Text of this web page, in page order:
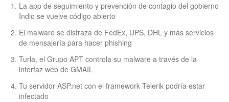
La app de seguimiento y prevención de contagio del gobierno
Indio se vuelve código abierto
El malware se disfraza de FedEx, UPS, DHL y más servicios
de mensajería para hacer phishing
Turla, el Grupo APT controla su malware a través de la
interfaz web de GMAIL
Tu servidor ASP.net con el framework Telerik podría estar
infectado